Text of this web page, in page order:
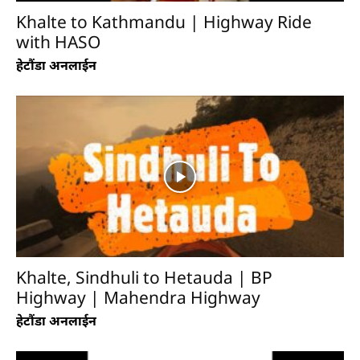
प्रमुख गन्तव्यहरु
Khalte to Kathmandu | Highway Ride
with HASO
हेटौंडा अनलाईन
Khalte, Sindhuli to Hetauda | BP
Highway | Mahendra Highway
हेटौंडा अनलाईन